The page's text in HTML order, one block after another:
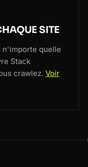
SITE
n'importe quelle
Stack
crawlez. Voir